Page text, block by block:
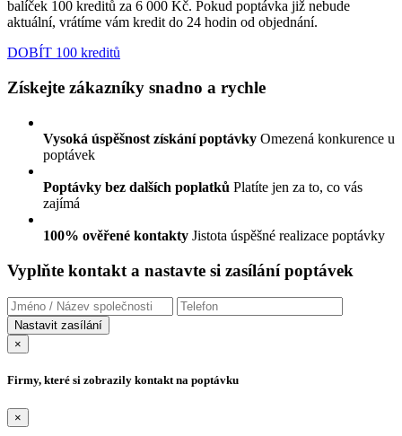
balíček 100 kreditů za 6 000 Kč. Pokud poptávka již nebude
aktuální, vrátíme vám kredit do 24 hodin od objednání.
DOBÍT 100 kreditů
Získejte zákazníky snadno a rychle
Vysoká úspěšnost získání poptávky Omezená konkurence u
poptávek
Poptávky bez dalších poplatků Platíte jen za to, co vás
zajímá
100% ověřené kontakty Jistota úspěšné realizace poptávky
Vyplňte kontakt a nastavte si zasílání poptávek
×
Firmy, které si zobrazily kontakt na poptávku
×